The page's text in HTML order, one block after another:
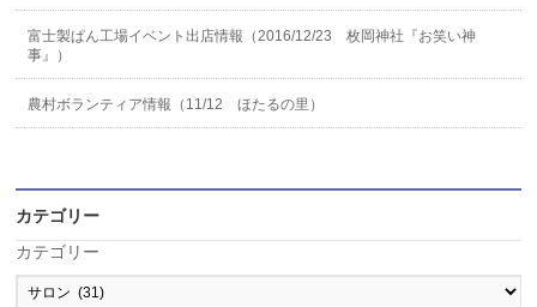
富士製ぱん工場イベント出店情報（2016/12/23 枚岡神社『お笑い神
事』）
農村ボランティア情報（11/12 ほたるの里）
カテゴリー
カテゴリー